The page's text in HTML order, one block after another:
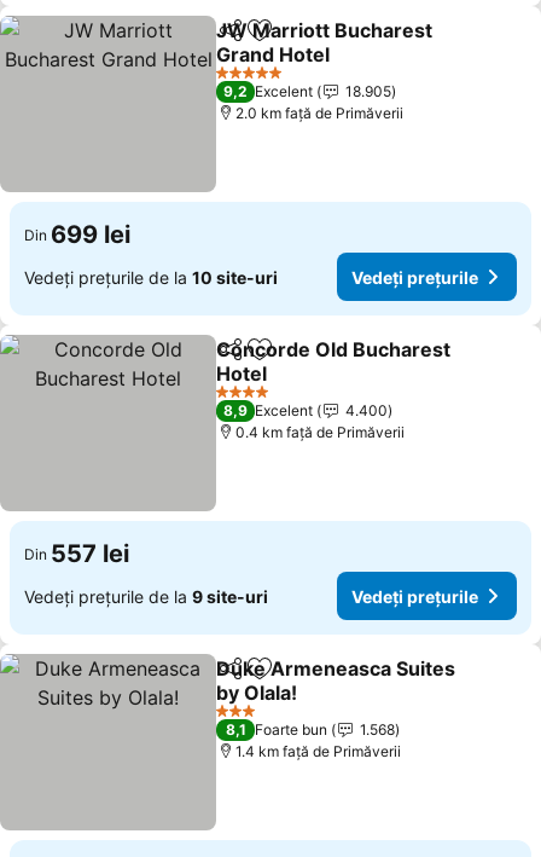
DistribuițiAdăugaţi la favorite
JW Marriott Bucharest
Grand Hotel
5 Stele
9,2 Excelent
18.905
2.0 km faţă de Primăverii
Din 699 lei
Vedeți prețurile de la 10 site-uri Vedeți prețurile
DistribuițiAdăugaţi la favorite
Concorde Old Bucharest
Hotel
4 Stele
8,9 Excelent
4.400
0.4 km faţă de Primăverii
Din 557 lei
Vedeți prețurile de la 9 site-uri Vedeți prețurile
DistribuițiAdăugaţi la favorite
Duke Armeneasca Suites
by Olala!
3 Stele
8,1 Foarte bun
1.568
1.4 km faţă de Primăverii